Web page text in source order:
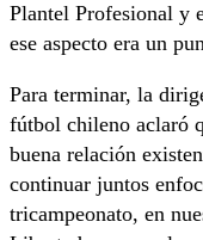
Plantel Profesional y
ese aspecto era un
Para terminar, la
fútbol chileno aclaró
buena relación
continuar juntos
tricampeonato, en